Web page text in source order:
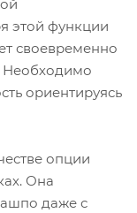
этой функции
своевременно
Необходимо
ориентируясь
опции
Она
даже с